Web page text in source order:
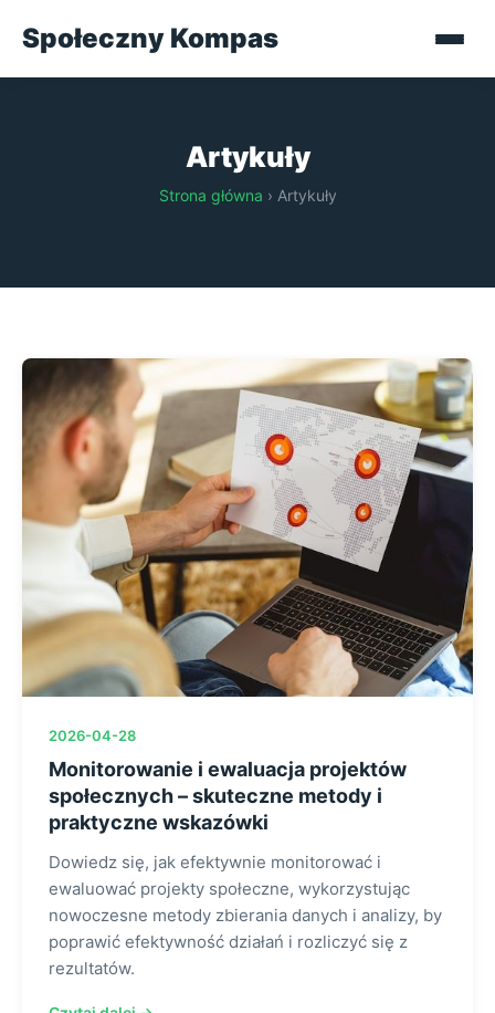
Społeczny Kompas
Artykuły
Strona główna › Artykuły
2026-04-28
Monitorowanie i ewaluacja projektów
społecznych – skuteczne metody i
praktyczne wskazówki
Dowiedz się, jak efektywnie monitorować i
ewaluować projekty społeczne, wykorzystując
nowoczesne metody zbierania danych i analizy, by
poprawić efektywność działań i rozliczyć się z
rezultatów.